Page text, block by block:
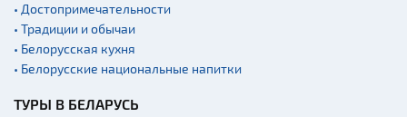
• Достопримечательности
• Традиции и обычаи
• Белорусская кухня
• Белорусские национальные напитки
ТУРЫ В БЕЛАРУСЬ